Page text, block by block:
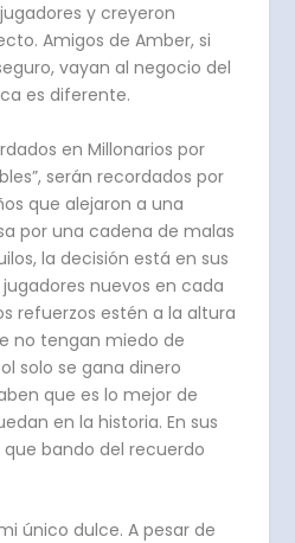
y creyeron
Amigos de Amber, si
vayan al negocio del
es diferente.
en Millonarios por
serán recordados por
que alejaron a una
por una cadena de malas
la decisión está en sus
nuevos en cada
refuerzos estén a la altura
no tengan miedo de
solo se gana dinero
que es lo mejor de
en la historia. En sus
bando del recuerdo
único dulce. A pesar de